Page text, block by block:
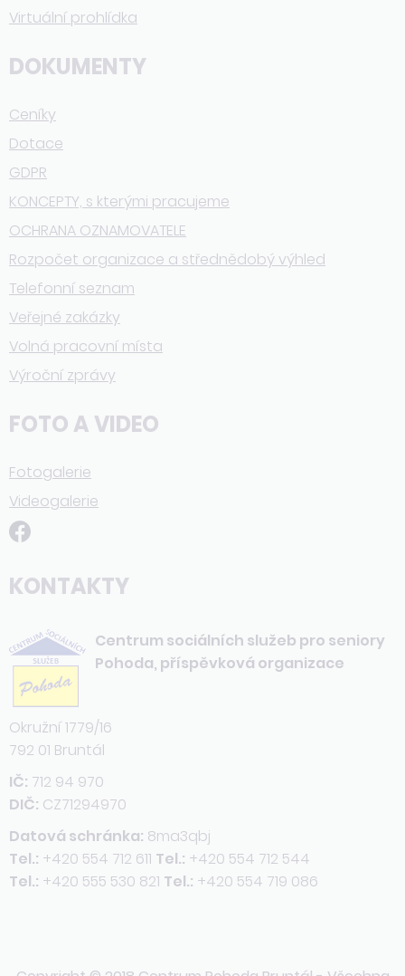
Virtuální prohlídka
DOKUMENTY
Ceníky
Dotace
GDPR
KONCEPTY, s kterými pracujeme
OCHRANA OZNAMOVATELE
Rozpočet organizace a střednědobý výhled
Telefonní seznam
Veřejné zakázky
Volná pracovní místa
Výroční zprávy
FOTO A VIDEO
Fotogalerie
Videogalerie
KONTAKTY
Centrum sociálních služeb pro seniory
Pohoda, příspěvková organizace
Okružní 1779/16
792 01 Bruntál
IČ: 712 94 970
DIČ: CZ71294970
Datová schránka: 8ma3qbj
Tel.: +420 554 712 611 Tel.: +420 554 712 544
Tel.: +420 555 530 821 Tel.: +420 554 719 086